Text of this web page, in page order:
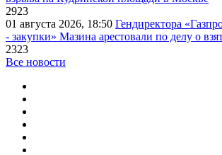
2923
01 августа 2026, 18:50 Гендиректора
- закупки» Мазина арестовали по делу о
2323
Все новости